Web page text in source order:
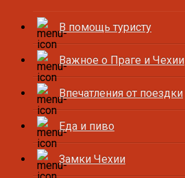
В помощь туристу
Важное о Праге и Чехии
Впечатления от поездки
Еда и пиво
Замки Чехии